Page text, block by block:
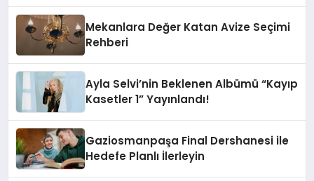
Mekanlara Değer Katan Avize Seçimi
Rehberi
Ayla Selvi’nin Beklenen Albümü “Kayıp
Kasetler 1” Yayınlandı!
Gaziosmanpaşa Final Dershanesi ile
Hedefe Planlı İlerleyin